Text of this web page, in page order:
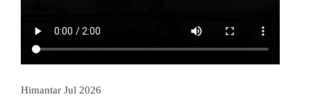
Himantar Jul 2026